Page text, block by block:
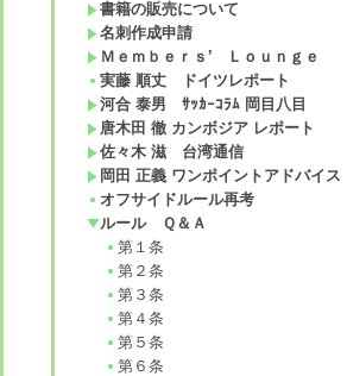
書籍の販売について
名刺作成申請
Ｍｅｍｂｅｒｓ’ Ｌｏｕｎｇｅ
実藤 順丈 ドイツレポート
河合 泰男 ｻｯｶｰｺﾗﾑ 岡目八目
唐木田 徹 カンボジア レポート
佐々木 滋 台湾通信
岡田 正義 ワンポイントアドバイス
オフサイドルール再考
ルール Ｑ＆Ａ
第１条
第２条
第３条
第４条
第５条
第６条